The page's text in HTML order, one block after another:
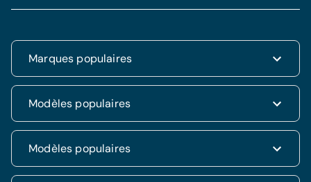
Marques populaires
Renault
Dacia
Volkswagen
Hyundai
Modèles populaires
Renault Clio
Fiat 500
Modèles populaires